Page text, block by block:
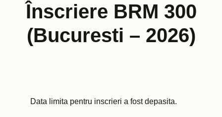
Înscriere BRM 300
(Bucuresti – 2026)
Data limita pentru inscrieri a fost depasita.